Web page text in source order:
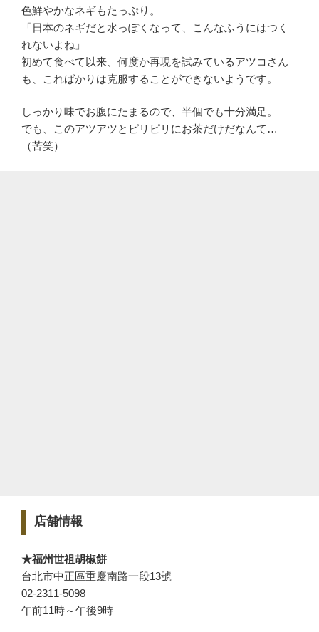
色鮮やかなネギもたっぷり。
「日本のネギだと水っぽくなって、こんなふうにはつく
れないよね」
初めて食べて以来、何度か再現を試みているアツコさん
も、こればかりは克服することができないようです。
しっかり味でお腹にたまるので、半個でも十分満足。
でも、このアツアツとピリピリにお茶だけだなんて…
（苦笑）
店舗情報
★福州世祖胡椒餅
台北市中正區重慶南路一段13號
02-2311-5098
午前11時～午後9時